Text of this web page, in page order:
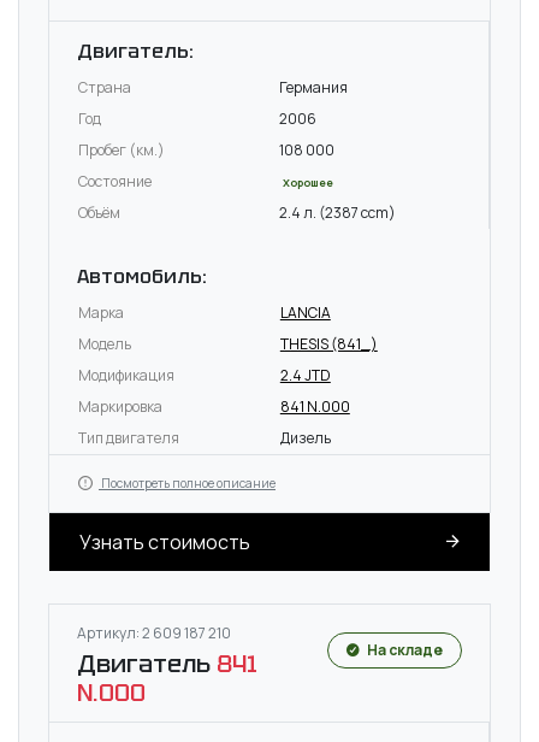
Двигатель:
Страна
Германия
Год
2006
Пробег (км.)
108 000
Состояние
Хорошее
Объём 2.4 л. (2387 ccm)
Автомобиль:
Марка
LANCIA
Модель
THESIS (841_)
Модификация
2.4 JTD
Маркировка
841 N.000
Тип двигателя
Дизель
Посмотреть полное описание
Узнать стоимость
Артикул: 2 609 187 210
Двигатель 841
N.000
На складе